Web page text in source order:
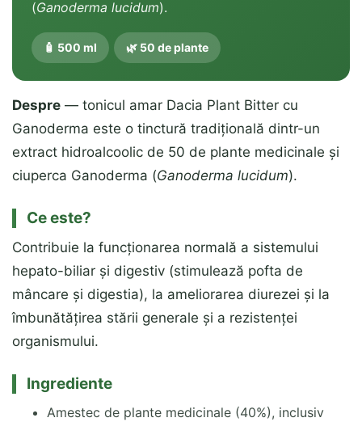
(Ganoderma lucidum).
🧴 500 ml 🌿 50 de plante
Despre — tonicul amar Dacia Plant Bitter cu
Ganoderma este o tinctură tradițională dintr-un
extract hidroalcoolic de 50 de plante medicinale și
ciuperca Ganoderma (Ganoderma lucidum).
Ce este?
Contribuie la funcționarea normală a sistemului
hepato-biliar și digestiv (stimulează pofta de
mâncare și digestia), la ameliorarea diurezei și la
îmbunătățirea stării generale și a rezistenței
organismului.
Ingrediente
Amestec de plante medicinale (40%), inclusiv